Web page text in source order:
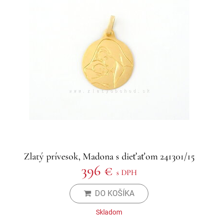
Zlatý prívesok, Madona s dieťaťom 241301/15
396 € s DPH
DO KOŠÍKA
Skladom